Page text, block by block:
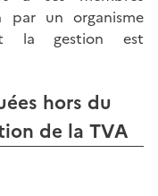
par un organisme
la gestion est
hors du
de la TVA